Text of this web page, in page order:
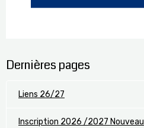
Dernières pages
Liens 26/27
Inscription 2026 /2027 Nouveau